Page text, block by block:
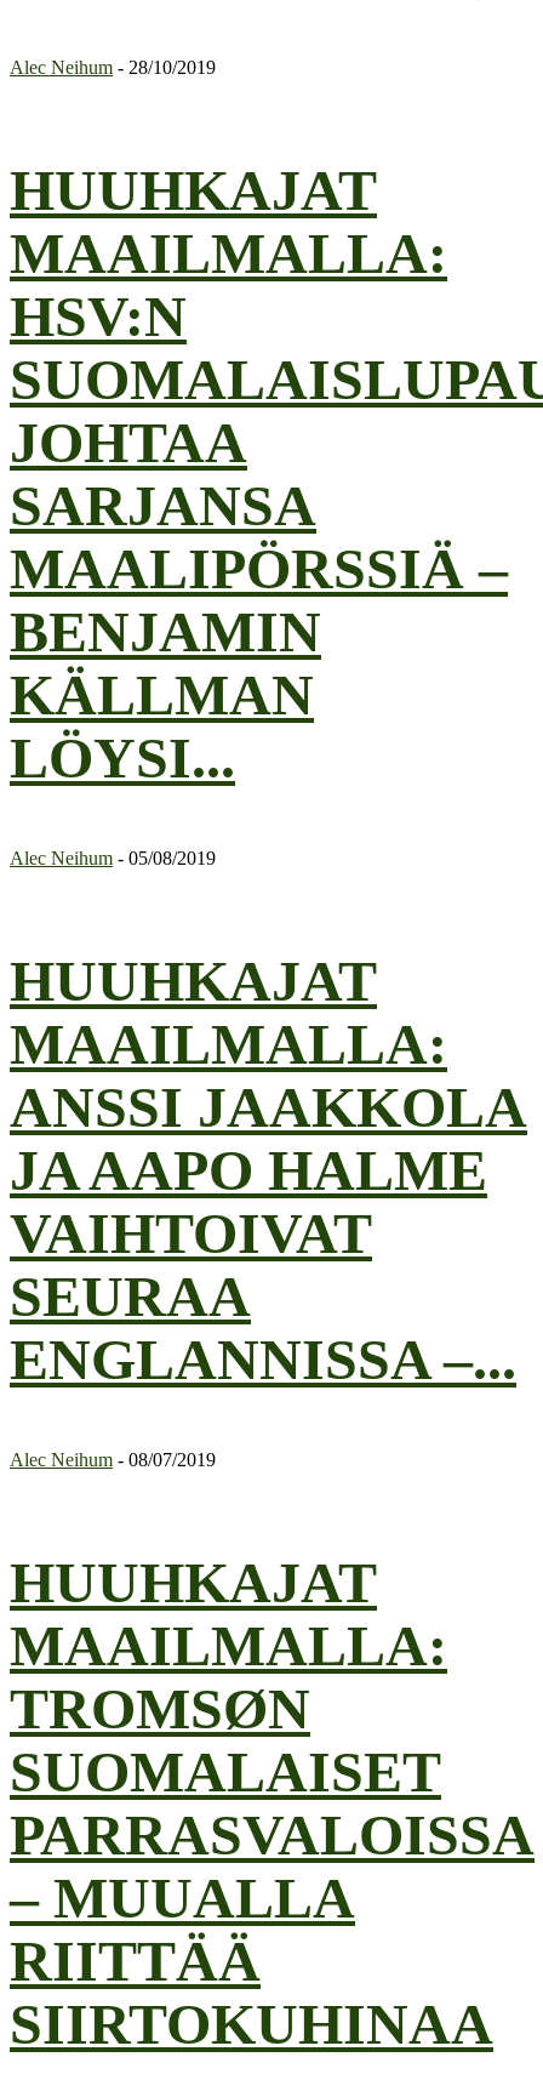
Alec Neihum - 28/10/2019
HUUHKAJAT
MAAILMALLA:
HSV:N
JOHTAA
SARJANSA
MAALIPÖRSSIÄ –
BENJAMIN
KÄLLMAN
LÖYSI...
Alec Neihum - 05/08/2019
HUUHKAJAT
MAAILMALLA:
ANSSI JAAKKOLA
JA AAPO HALME
VAIHTOIVAT
SEURAA
ENGLANNISSA –...
Alec Neihum - 08/07/2019
HUUHKAJAT
MAAILMALLA:
TROMSØN
SUOMALAISET
PARRASVALOISSA
– MUUALLA
RIITTÄÄ
SIIRTOKUHINAA